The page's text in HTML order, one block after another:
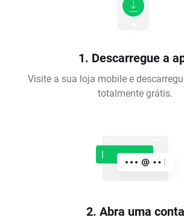
1. Descarregue a
Visite a sua loja mobile e
totalmente grátis.
2. Abra uma conta